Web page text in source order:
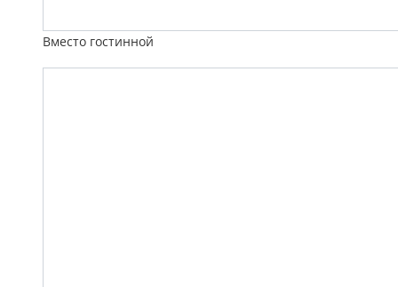
Вместо гостинной